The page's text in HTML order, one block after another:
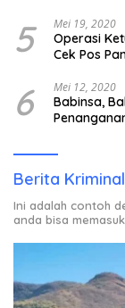
5 Mei 19, 2020
Operasi
Cek Pos
6 Mei 12, 2020
Babinsa,
Berita Kriminal
Ini adalah contoh
anda bisa